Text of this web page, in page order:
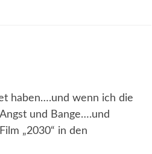
haben….und wenn ich die
und Bange….und
„2030“ in den